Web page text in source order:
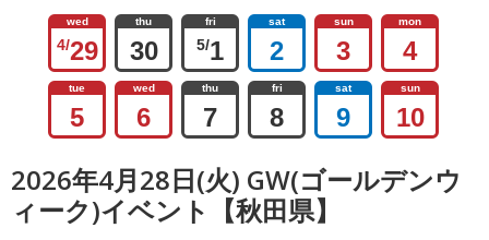
wed
4/29
thu
30
fri
5/1
sat
2
sun
3
mon
4
tue
5
wed
6
thu
7
fri
8
sat
9
sun
10
2026年4月28日(火) GW(ゴールデンウ
ィーク)イベント【秋田県】